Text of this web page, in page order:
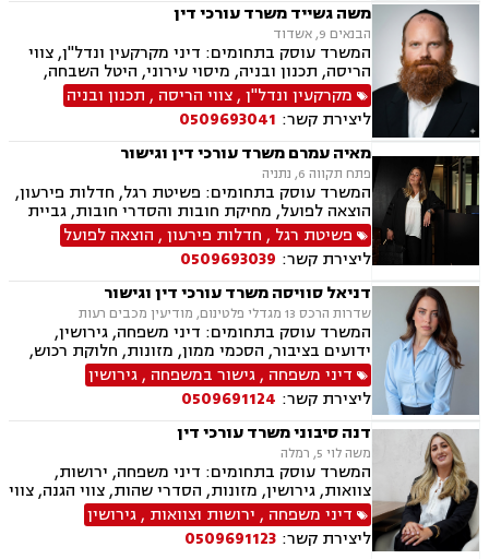
משה גשייד משרד עורכי דין
הבנאים 9, אשדוד
המשרד עוסק בתחומים: דיני מקרקעין ונדל"ן, צווי
הריסה, תכנון ובניה, מיסוי עירוני, היטל השבחה,
היטל פיתוח, ארנונה, רשויות מקומיות, רישוי עסקים
מקרקעין ונדל"ן,צווי הריסה , תכנון ובניה
ליצירת קשר: 0509693041
מאיה עמרם משרד עורכי דין וגישור
פתח תקווה 6, נתניה
המשרד עוסק בתחומים: פשיטת רגל, חדלות פירעון,
הוצאה לפועל, מחיקת חובות והסדרי חובות, גביית
חובות, ירושות וצוואות, ייפוי כוח מתמשך, דיני
חברות, פירוקים והקפאת הליכים, מיזוגים ורכישות,
ליווי עסקי, ליווי מיזמי סטרטאפ.
פשיטת רגל , חדלות פירעון, הוצאה לפועל
ליצירת קשר: 0509693039
דניאל סוויסה משרד עורכי דין וגישור
שדרות הרכס 13 מגדלי פלטינום, מודיעין מכבים רעות
המשרד עוסק בתחומים: דיני משפחה, גירושין,
ידועים בציבור, הסכמי ממון, מזונות, חלוקת רכוש,
מעמד אישי, תיאום הורי, זמני שהות (החזקת ילדים),
אלימות במשפחה, ניכור הורי, אפוטרופסות, ירושות
וצוואות, גישור במשפחה, ליטיגציה, ייפוי כוח
מתמשך.
דיני משפחה ,גישור במשפחה ,גירושין
ליצירת קשר: 0509691124
דנה סיבוני משרד עורכי דין
משה לוי 5, רמלה
המשרד עוסק בתחומים: דיני משפחה, ירושות,
צוואות, גירושין, מזונות, הסדרי שהות, צווי הגנה, צווי
מניעה, הסכמי ממון, עריכת הסכמים משפטיים,
אפוטרופסות, חלוקת רכוש, מעמד אישי, ייפוי כוח
מתמשך.
דיני משפחה , ירושות וצוואות ,גירושין
ליצירת קשר: 0509691123